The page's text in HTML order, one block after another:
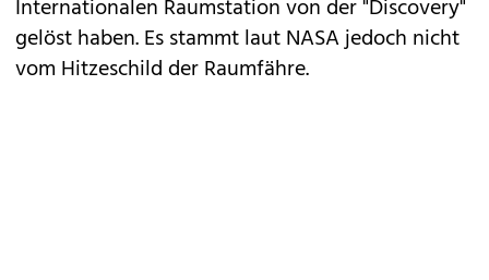
Internationalen Raumstation von der "Discovery"
gelöst haben. Es stammt laut NASA jedoch nicht
vom Hitzeschild der Raumfähre.